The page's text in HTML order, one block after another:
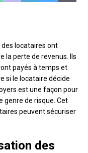
des locataires ont
la perte de revenus. Ils
payés à temps et
si le locataire décide
est une façon pour
genre de risque. Cet
peuvent sécuriser
des